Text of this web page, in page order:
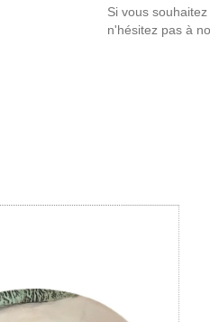
Si vous
n'hésitez pas à